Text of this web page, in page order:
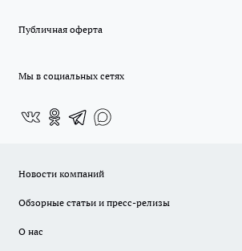
Публичная оферта
Мы в социальных сетях
Новости компаний
Обзорные статьи и пресс-релизы
О нас